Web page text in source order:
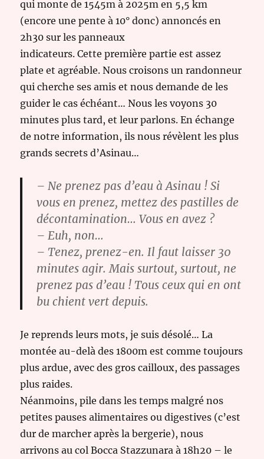
qui monte de 1545m à 2025m en 5,5 km
(encore une pente à 10° donc) annoncés en
2h30 sur les panneaux
indicateurs. Cette première partie est assez
plate et agréable. Nous croisons un randonneur
qui cherche ses amis et nous demande de les
guider le cas échéant… Nous les voyons 30
minutes plus tard, et leur parlons. En échange
de notre information, ils nous révèlent les plus
grands secrets d’Asinau…
– Ne prenez pas d’eau à Asinau ! Si
vous en prenez, mettez des pastilles de
décontamination… Vous en avez ?
– Euh, non…
– Tenez, prenez-en. Il faut laisser 30
minutes agir. Mais surtout, surtout, ne
prenez pas d’eau ! Tous ceux qui en ont
bu chient vert depuis.
Je reprends leurs mots, je suis désolé… La
montée au-delà des 1800m est comme toujours
plus ardue, avec des gros cailloux, des passages
plus raides.
Néanmoins, pile dans les temps malgré nos
petites pauses alimentaires ou digestives (c’est
dur de marcher après la bergerie), nous
arrivons au col Bocca Stazzunara à 18h20 – le